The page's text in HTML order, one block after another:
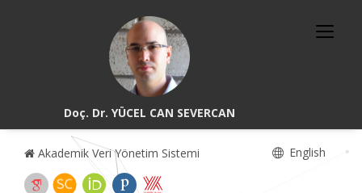
Doç. Dr. YÜCEL CAN SEVERCAN
Akademik Veri Yönetim Sistemi English